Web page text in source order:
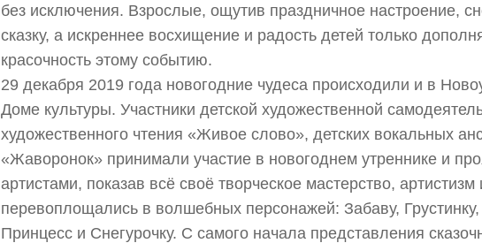
без исключения. Взрослые, ощутив праздничное настроение,
сказку, а искреннее восхищение и радость детей только
красочность этому событию.
29 декабря 2019 года новогодние чудеса происходили и в
Доме культуры. Участники детской художественной
художественного чтения «Живое слово», детских вокальных
«Жаворонок» принимали участие в новогоднем утреннике и
артистами, показав всё своё творческое мастерство,
перевоплощались в волшебных персонажей: Забаву,
Принцесс и Снегурочку. С самого начала представления